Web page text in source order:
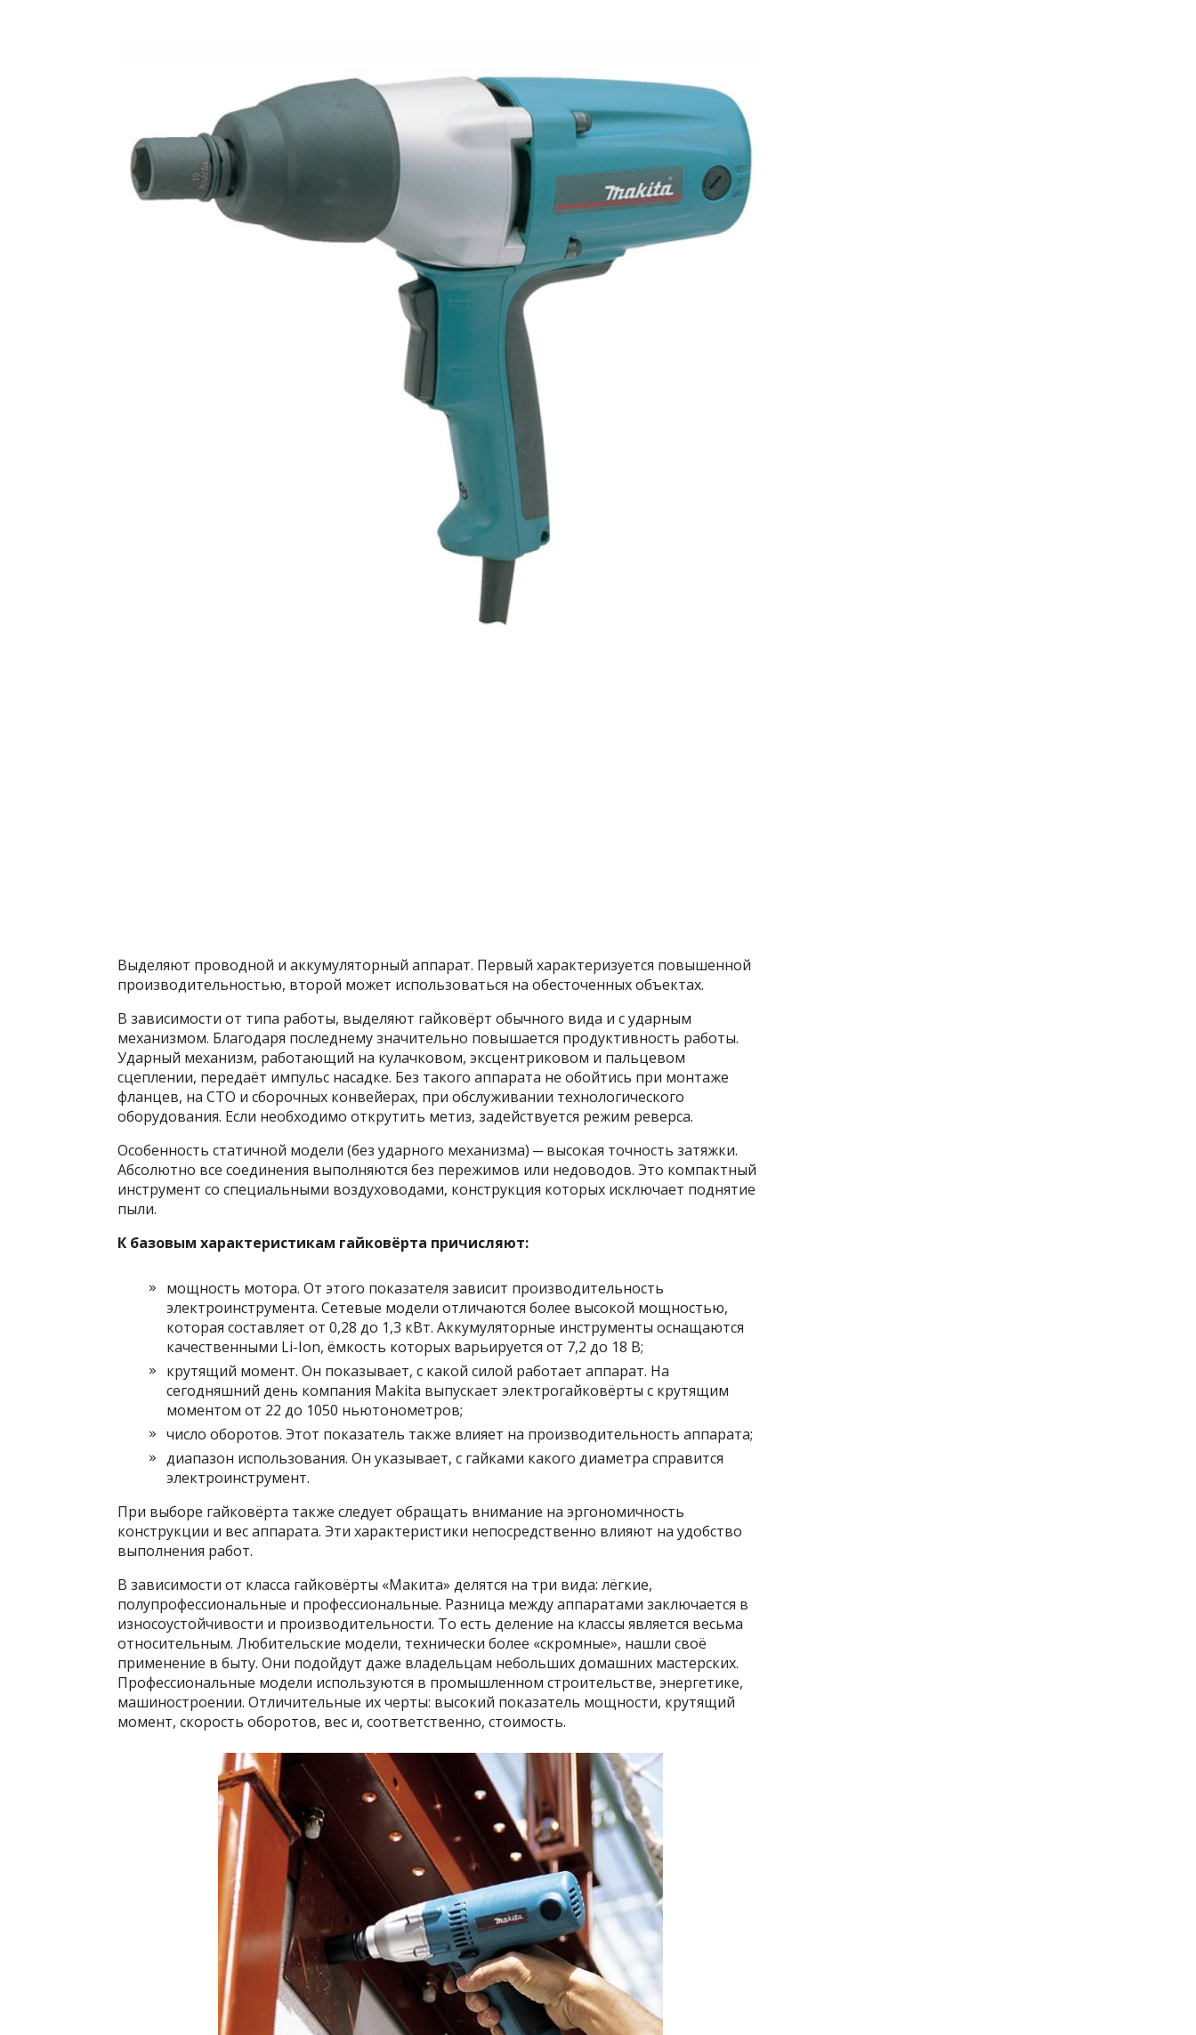
Выделяют проводной и аккумуляторный аппарат. Первый характеризуется повышенной
производительностью, второй может использоваться на обесточенных объектах.
В зависимости от типа работы, выделяют гайковёрт обычного вида и с ударным
механизмом. Благодаря последнему значительно повышается продуктивность работы.
Ударный механизм, работающий на кулачковом, эксцентриковом и пальцевом
сцеплении, передаёт импульс насадке. Без такого аппарата не обойтись при монтаже
фланцев, на СТО и сборочных конвейерах, при обслуживании технологического
оборудования. Если необходимо открутить метиз, задействуется режим реверса.
Особенность статичной модели (без ударного механизма) ─ высокая точность затяжки.
Абсолютно все соединения выполняются без пережимов или недоводов. Это компактный
инструмент со специальными воздуховодами, конструкция которых исключает поднятие
пыли.
К базовым характеристикам гайковёрта причисляют:
мощность мотора. От этого показателя зависит производительность
электроинструмента. Сетевые модели отличаются более высокой мощностью,
которая составляет от 0,28 до 1,3 кВт. Аккумуляторные инструменты оснащаются
качественными Li-Ion, ёмкость которых варьируется от 7,2 до 18 В;
крутящий момент. Он показывает, с какой силой работает аппарат. На
сегодняшний день компания Makita выпускает электрогайковёрты с крутящим
моментом от 22 до 1050 ньютонометров;
число оборотов. Этот показатель также влияет на производительность аппарата;
диапазон использования. Он указывает, с гайками какого диаметра справится
электроинструмент.
При выборе гайковёрта также следует обращать внимание на эргономичность
конструкции и вес аппарата. Эти характеристики непосредственно влияют на удобство
выполнения работ.
В зависимости от класса гайковёрты «Макита» делятся на три вида: лёгкие,
полупрофессиональные и профессиональные. Разница между аппаратами заключается в
износоустойчивости и производительности. То есть деление на классы является весьма
относительным. Любительские модели, технически более «скромные», нашли своё
применение в быту. Они подойдут даже владельцам небольших домашних мастерских.
Профессиональные модели используются в промышленном строительстве, энергетике,
машиностроении. Отличительные их черты: высокий показатель мощности, крутящий
момент, скорость оборотов, вес и, соответственно, стоимость.